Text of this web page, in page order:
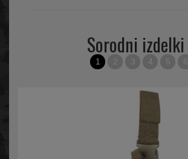
Sorodni izdelki
1 2 3 4 5 6